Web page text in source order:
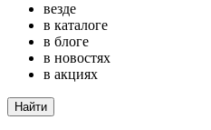
везде
в каталоге
в блоге
в новостях
в акциях
Найти